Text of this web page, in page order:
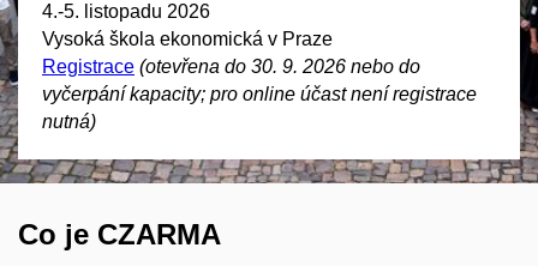
4.-5. listopadu 2026
Vysoká škola ekonomická v Praze
Registrace (otevřena do 30. 9. 2026 nebo do
vyčerpání kapacity; pro online účast není registrace
nutná)
Co je CZARMA